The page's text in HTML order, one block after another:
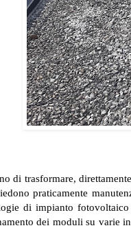
di trasformare,
praticamente
di impianto
dei moduli su